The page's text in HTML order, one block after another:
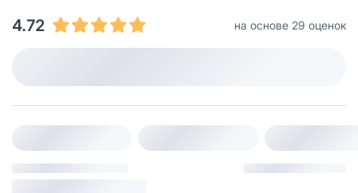
4.72
на основе 29 оценок